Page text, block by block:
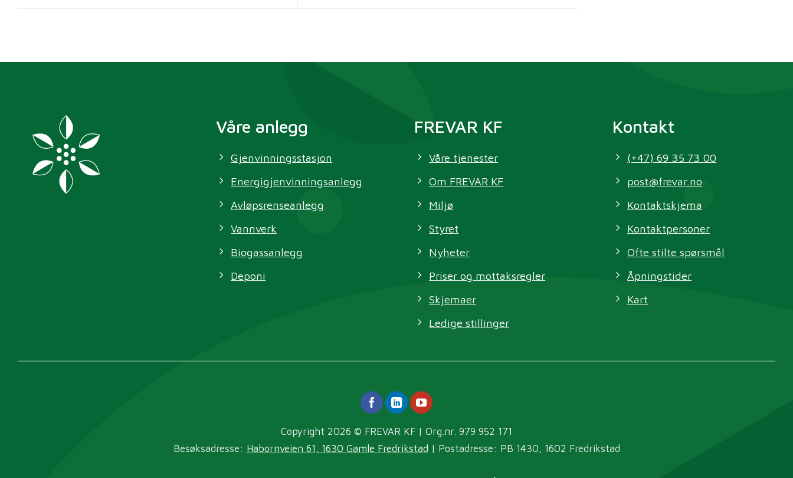
Våre anlegg
Gjenvinningsstasjon
Energigjenvinningsanlegg
Avløpsrenseanlegg
Vannverk
Biogassanlegg
Deponi
FREVAR KF
Våre tjenester
Om FREVAR KF
Miljø
Styret
Nyheter
Priser og mottaksregler
Skjemaer
Ledige stillinger
Kontakt
(+47) 69 35 73 00
post@frevar.no
Kontaktskjema
Kontaktpersoner
Ofte stilte spørsmål
Åpningstider
Kart
Copyright 2026 © FREVAR KF | Org.nr. 979 952 171
Besøksadresse: Habornveien 61, 1630 Gamle Fredrikstad | Postadresse: PB 1430, 1602 Fredrikstad